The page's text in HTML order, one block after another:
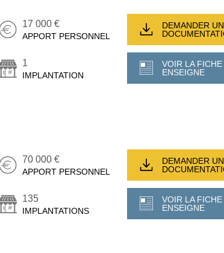
17 000 €
APPORT PERSONNEL
1
IMPLANTATION
DEMANDER
VOIR LA FICHE
ENSEIGNE
70 000 €
APPORT PERSONNEL
135
IMPLANTATIONS
DEMANDER
VOIR LA FICHE
ENSEIGNE